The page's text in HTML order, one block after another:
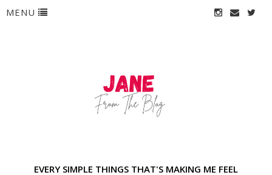
MENU
EVERY SIMPLE THINGS THAT'S MAKING ME FEEL